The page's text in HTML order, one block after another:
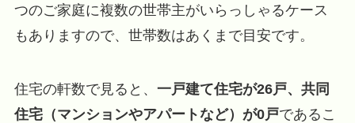
つのご家庭に複数の世帯主がいらっしゃるケース
もありますので、世帯数はあくまで目安です。
住宅の軒数で見ると、 一戸建て住宅が26戸、共同
住宅（マンションやアパートなど）が0戸であるこ